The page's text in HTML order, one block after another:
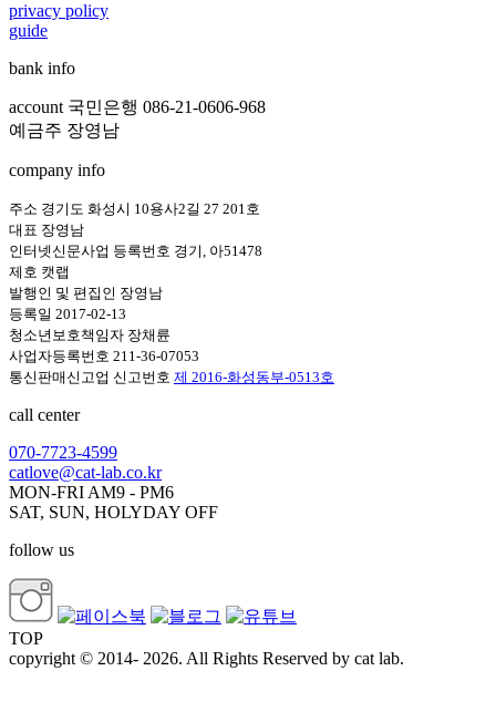
privacy policy
guide
bank info
account 국민은행 086-21-0606-968
예금주 장영남
company info
주소 경기도 화성시 10용사2길 27 201호
대표 장영남
인터넷신문사업 등록번호 경기, 아51478
제호 캣랩
발행인 및 편집인 장영남
등록일 2017-02-13
청소년보호책임자 장채륜
사업자등록번호 211-36-07053
통신판매신고업 신고번호 제 2016-화성동부-0513호
call center
070-7723-4599
catlove@cat-lab.co.kr
MON-FRI AM9 - PM6
SAT, SUN, HOLYDAY OFF
follow us
TOP
copyright © 2014- 2026. All Rights Reserved by cat lab.